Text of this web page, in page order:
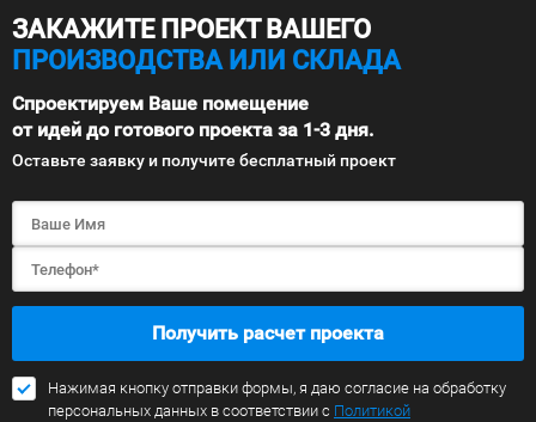
ЗАКАЖИТЕ ПРОЕКТ ВАШЕГО
ПРОИЗВОДСТВА ИЛИ СКЛАДА
Спроектируем Ваше помещение
от идей до готового проекта за 1-3 дня.
Оставьте заявку и получите бесплатный проект
Получить расчет проекта
Нажимая кнопку отправки формы, я даю согласие на обработку
персональных данных в соответствии с Политикой